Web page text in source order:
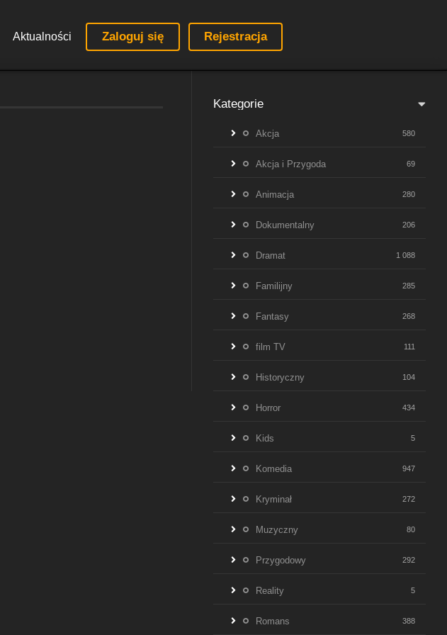
Aktualności Zaloguj się Rejestracja
Kategorie
Akcja 580
Akcja i Przygoda 69
Animacja 280
Dokumentalny 206
Dramat 1 088
Familijny 285
Fantasy 268
film TV 111
Historyczny 104
Horror 434
Kids 5
Komedia 947
Kryminał 272
Muzyczny 80
Przygodowy 292
Reality 5
Romans 388